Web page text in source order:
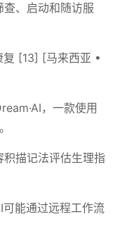
、启动和随访服
复 [13] [马来西亚 •
，一款使用
描记法评估生理指
能通过远程工作流